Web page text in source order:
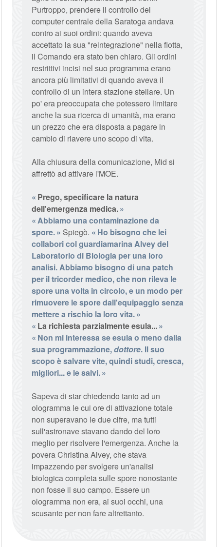
Purtroppo, prendere il controllo del
computer centrale della Saratoga andava
contro ai suoi ordini: quando aveva
accettato la sua "reintegrazione" nella flotta,
il Comando era stato ben chiaro. Gli ordini
restrittivi incisi nel suo programma erano
ancora più limitativi di quando aveva il
controllo di un intera stazione stellare. Un
po' era preoccupata che potessero limitare
anche la sua ricerca di umanità, ma erano
un prezzo che era disposta a pagare in
cambio di riavere uno scopo di vita.
Alla chiusura della comunicazione, Mid si
affrettò ad attivare l'MOE.
Prego, specificare la natura
dell'emergenza medica.
Abbiamo una contaminazione da
spore.
Spiegò.
Ho bisogno che lei
collabori col guardiamarina Alvey del
Laboratorio di Biologia per una loro
analisi. Abbiamo bisogno di una patch
per il tricorder medico, che non rileva le
spore una volta in circolo, e un modo per
rimuovere le spore dall'equipaggio senza
mettere a rischio la loro vita.
La richiesta parzialmente esula...
Non mi interessa se esula o meno dalla
sua programmazione,dottore. Il suo
scopo è salvare vite, quindi studi, cresca,
migliori... e le salvi.
Sapeva di star chiedendo tanto ad un
ologramma le cui ore di attivazione totale
non superavano le due cifre, ma tutti
sull'astronave stavano dando del loro
meglio per risolvere l'emergenza. Anche la
povera Christina Alvey, che stava
impazzendo per svolgere un'analisi
biologica completa sulle spore nonostante
non fosse il suo campo. Essere un
ologramma non era, ai suoi occhi, una
scusante per non fare altrettanto.